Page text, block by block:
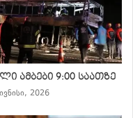
ამბები 9:00 საათზე
2026